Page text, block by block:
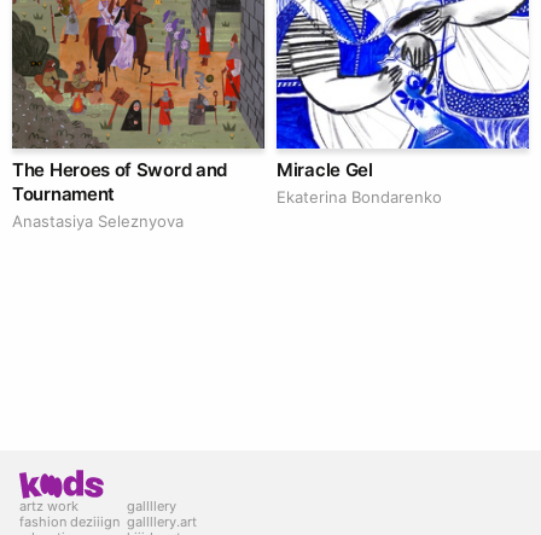
The Heroes of Sword and
Tournament
Anastasiya Seleznyova
Miracle Gel
Ekaterina Bondarenko
artz work
fashion deziiign
gallllery
gallllery.art